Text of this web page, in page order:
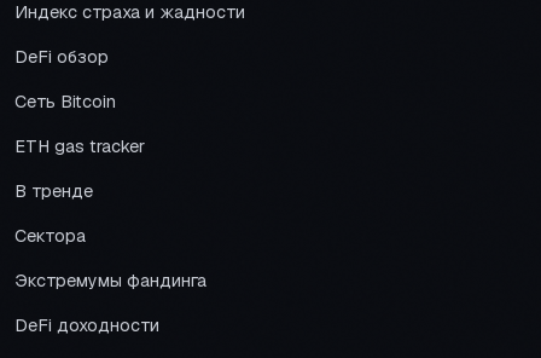
Индекс страха и жадности
DeFi обзор
Сеть Bitcoin
ETH gas tracker
В тренде
Сектора
Экстремумы фандинга
DeFi доходности